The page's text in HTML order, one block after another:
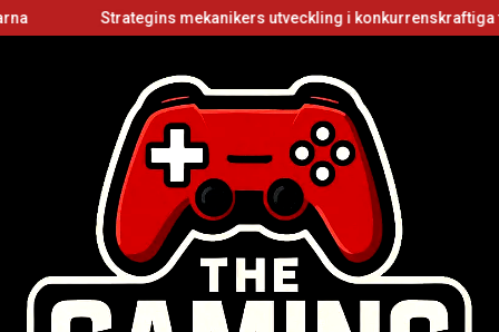
Strategins mekanikers utveckling i konkurrenskraftiga